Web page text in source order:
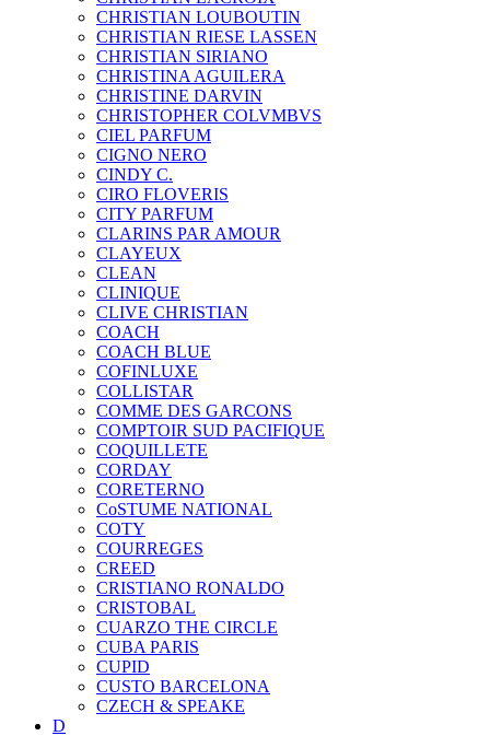
CHRISTIAN LOUBOUTIN
CHRISTIAN RIESE LASSEN
CHRISTIAN SIRIANO
CHRISTINA AGUILERA
CHRISTINE DARVIN
CHRISTOPHER COLVMBVS
CIEL PARFUM
CIGNO NERO
CINDY C.
CIRO FLOVERIS
CITY PARFUM
CLARINS PAR AMOUR
CLAYEUX
CLEAN
CLINIQUE
CLIVE CHRISTIAN
COACH
COACH BLUE
COFINLUXE
COLLISTAR
COMME DES GARCONS
COMPTOIR SUD PACIFIQUE
COQUILLETE
CORDAY
CORETERNO
CoSTUME NATIONAL
COTY
COURREGES
CREED
CRISTIANO RONALDO
CRISTOBAL
CUARZO THE CIRCLE
CUBA PARIS
CUPID
CUSTO BARCELONA
CZECH & SPEAKE
D